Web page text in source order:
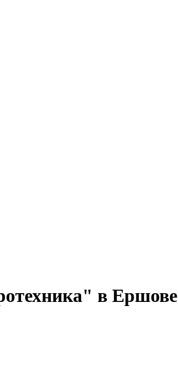
в Ершове